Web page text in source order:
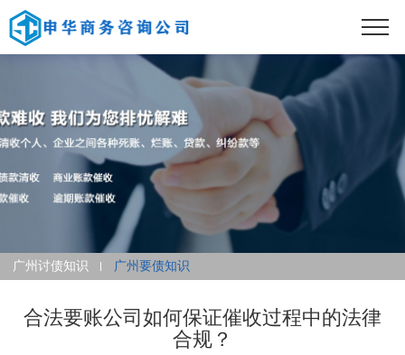
广州讨债知识 广州要债知识
合法要账公司如何保证催收过程中的法律
合规？